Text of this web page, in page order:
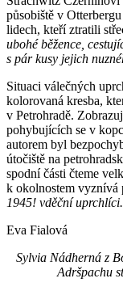
působiště v
lidech, kteří ztratili
ubohé běžence,
s pár kusy jejich
Situaci válečných
kolorovaná kresba,
v Petrohradě.
pohybujících se v
autorem byl
útočiště na
spodní části čteme
k okolnostem vyznívá
1945! vděční uprchlíci.
Eva Fialová
Sylvia Nádherná z
Adršpachu